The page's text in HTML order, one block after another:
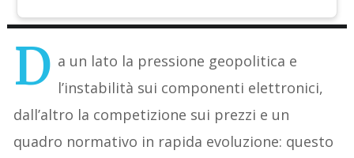
D a un lato la pressione geopolitica e
l’instabilità sui componenti elettronici,
dall’altro la competizione sui prezzi e un
quadro normativo in rapida evoluzione: questo